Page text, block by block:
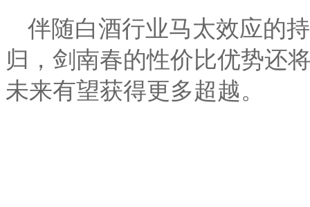
伴随白酒行业马太效应的
归，剑南春的性价比优势还
未来有望获得更多超越。